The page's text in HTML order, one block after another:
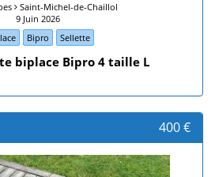
Saint-Michel-de-Chaillol
9 Juin 2026
Bipro Sellette
biplace Bipro 4 taille L
400 €